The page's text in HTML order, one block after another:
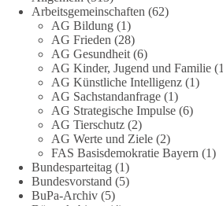
zum Rechtsstaat und zur Demokratie
👉 Hier weiterlesen: https://diebasis-
partei.de/2026/07/grundrechte-der-natur-
grundgesetz/
🟩🟩🟦🟦🟥🟥🟧🟧
Es ging weniger um fertige Antworten als
darüber, wie Freiheit, Verantwortung,
Grundrechte in einer demokratischen
miteinander in Einklang gebracht werden
Arbeitsgemeinschaften (62)
AG Bildung (1)
AG Frieden (28)
AG Gesundheit (6)
AG Kinder, Jugend und Familie
AG Künstliche Intelligenz (1)
AG Sachstandanfrage (1)
AG Strategische Impulse (6)
AG Tierschutz (2)
AG Werte und Ziele (2)
FAS Basisdemokratie Bayern (1)
Bundesparteitag (1)
Bundesvorstand (5)
BuPa-Archiv (5)